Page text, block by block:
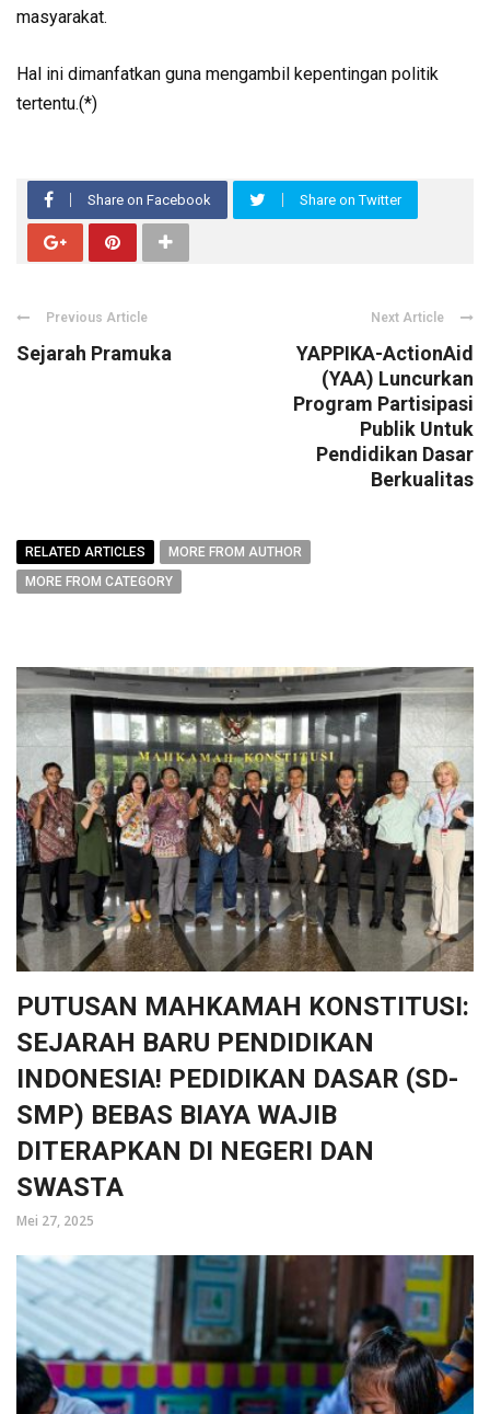
masyarakat.
Hal ini dimanfatkan guna mengambil kepentingan politik
tertentu.(*)
Share on Facebook Share on Twitter
Previous Article
Sejarah Pramuka
Next Article
YAPPIKA-ActionAid
(YAA) Luncurkan
Program Partisipasi
Publik Untuk
Pendidikan Dasar
Berkualitas
RELATED ARTICLES
MORE FROM AUTHOR
MORE FROM CATEGORY
PUTUSAN MAHKAMAH KONSTITUSI:
SEJARAH BARU PENDIDIKAN
INDONESIA! PEDIDIKAN DASAR (SD-
SMP) BEBAS BIAYA WAJIB
DITERAPKAN DI NEGERI DAN
SWASTA
Mei 27, 2025